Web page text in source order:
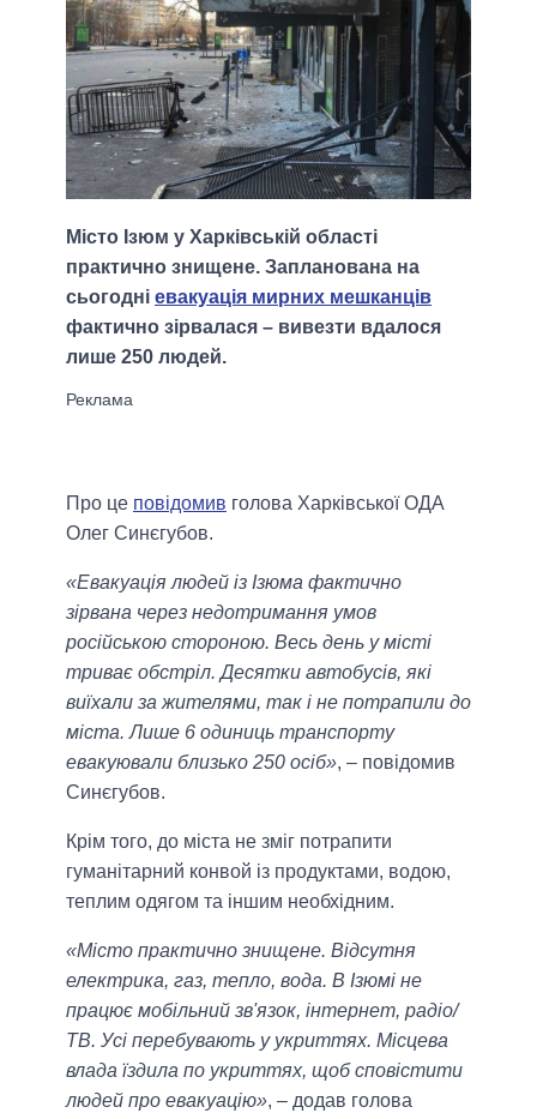
Місто Ізюм у Харківській області
практично знищене. Запланована на
сьогодні евакуація мирних мешканців
фактично зірвалася – вивезти вдалося
лише 250 людей.
Про це повідомив голова Харківської ОДА
Олег Синєгубов.
«Евакуація людей із Ізюма фактично
зірвана через недотримання умов
російською стороною. Весь день у місті
триває обстріл. Десятки автобусів, які
виїхали за жителями, так і не потрапили до
міста. Лише 6 одиниць транспорту
евакуювали близько 250 осіб», – повідомив
Синєгубов.
Крім того, до міста не зміг потрапити
гуманітарний конвой із продуктами, водою,
теплим одягом та іншим необхідним.
«Місто практично знищене. Відсутня
електрика, газ, тепло, вода. В Ізюмі не
працює мобільний зв'язок, інтернет, радіо/
ТВ. Усі перебувають у укриттях. Місцева
влада їздила по укриттях, щоб сповістити
людей про евакуацію», – додав голова